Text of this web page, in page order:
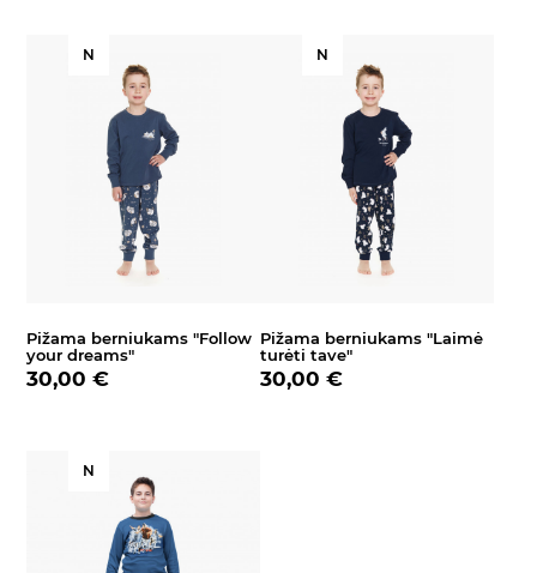
N
Pižama berniukams "Follow
your dreams"
30,00 €
N
Pižama berniukams "Laimė
turėti tave"
30,00 €
N